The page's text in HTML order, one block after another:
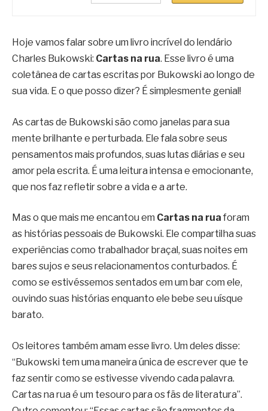
Hoje vamos falar sobre um livro incrível do lendário
Charles Bukowski: Cartas na rua. Esse livro é uma
coletânea de cartas escritas por Bukowski ao longo de
sua vida. E o que posso dizer? É simplesmente genial!
As cartas de Bukowski são como janelas para sua
mente brilhante e perturbada. Ele fala sobre seus
pensamentos mais profundos, suas lutas diárias e seu
amor pela escrita. É uma leitura intensa e emocionante,
que nos faz refletir sobre a vida e a arte.
Mas o que mais me encantou em Cartas na rua foram
as histórias pessoais de Bukowski. Ele compartilha suas
experiências como trabalhador braçal, suas noites em
bares sujos e seus relacionamentos conturbados. É
como se estivéssemos sentados em um bar com ele,
ouvindo suas histórias enquanto ele bebe seu uísque
barato.
Os leitores também amam esse livro. Um deles disse:
“Bukowski tem uma maneira única de escrever que te
faz sentir como se estivesse vivendo cada palavra.
Cartas na rua é um tesouro para os fãs de literatura”.